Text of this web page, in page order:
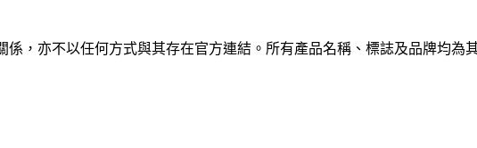
係，亦不以任何方式與其存在官方連結。所有產品名稱、標誌及品牌均為